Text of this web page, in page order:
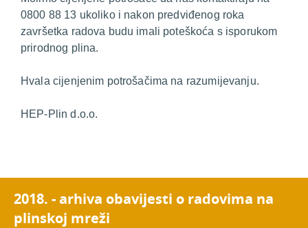
0800 88 13 ukoliko i nakon predviđenog roka
završetka radova budu imali poteškoća s isporukom
prirodnog plina.
Hvala cijenjenim potrošačima na razumijevanju.
HEP-Plin d.o.o.
2018. - arhiva obavijesti o radovima na
plinskoj mreži